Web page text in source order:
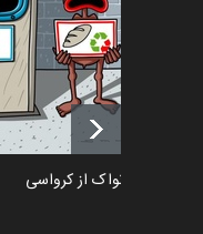
دمیر نواک از کرواسی